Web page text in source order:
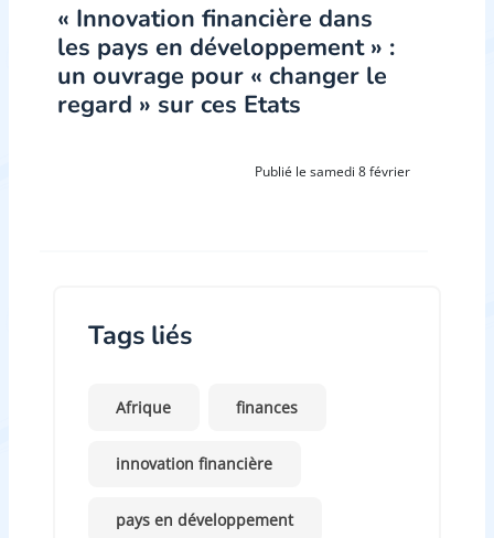
« Innovation financière dans
les pays en développement » :
un ouvrage pour « changer le
regard » sur ces Etats
Publié le samedi 8 février
Tags liés
Afrique finances
innovation financière
pays en développement